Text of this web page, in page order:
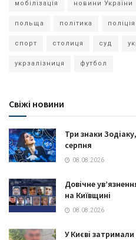
мобілізація новини України
польща політика поліція
спорт столиця суд
укрзалізниця футбол
Свіжі новини
Три знаки
серпня
08.08.2026
Довічне
на Київщині
08.08.2026
У Києві